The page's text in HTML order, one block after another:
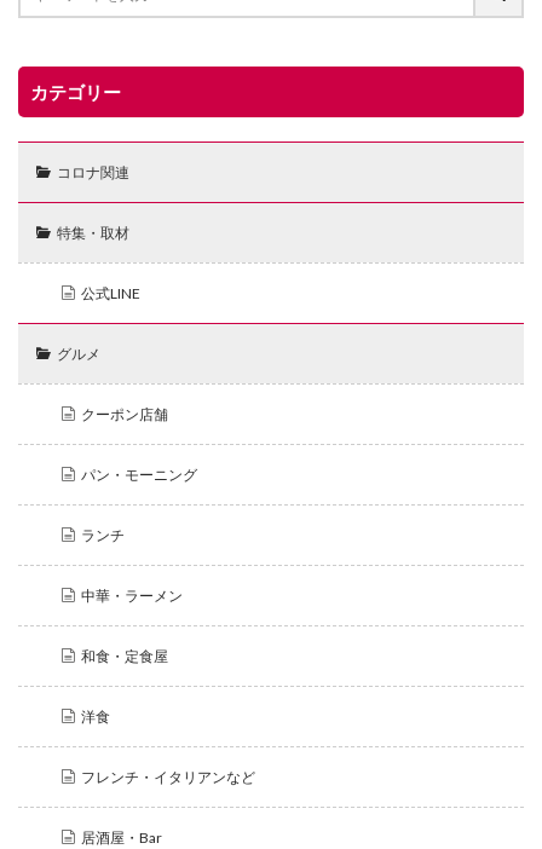
カテゴリー
コロナ関連
特集・取材
公式LINE
グルメ
クーポン店舗
パン・モーニング
ランチ
中華・ラーメン
和食・定食屋
洋食
フレンチ・イタリアンなど
居酒屋・Bar